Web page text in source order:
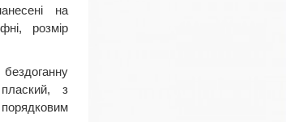
на
розмір
з